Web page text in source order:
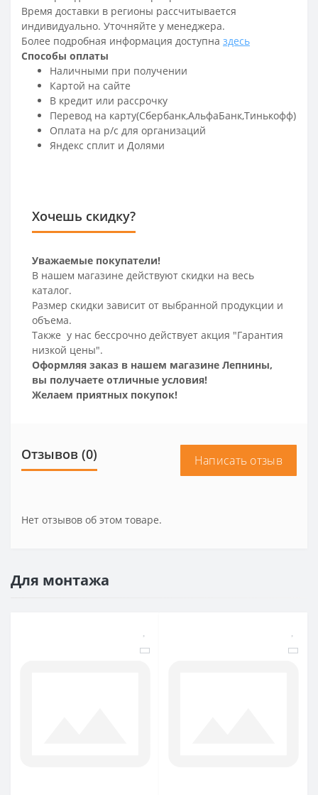
Время доставки в регионы рассчитывается
индивидуально. Уточняйте у менеджера.
Более подробная информация доступна здесь
Способы оплаты
Наличными при получении
Картой на сайте
В кредит или рассрочку
Перевод на карту(Сбербанк,АльфаБанк,Тинькофф)
Оплата на р/c для организаций
Яндекс сплит и Долями
Хочешь скидку?
Уважаемые покупатели!
В нашем магазине действуют скидки на весь
каталог.
Размер скидки зависит от выбранной продукции и
объема.
Также у нас бессрочно действует акция "Гарантия
низкой цены".
Оформляя заказ в нашем магазине Лепнины,
вы получаете отличные условия!
Желаем приятных покупок!
Отзывов (0) Написать отзыв
Нет отзывов об этом товаре.
Для монтажа